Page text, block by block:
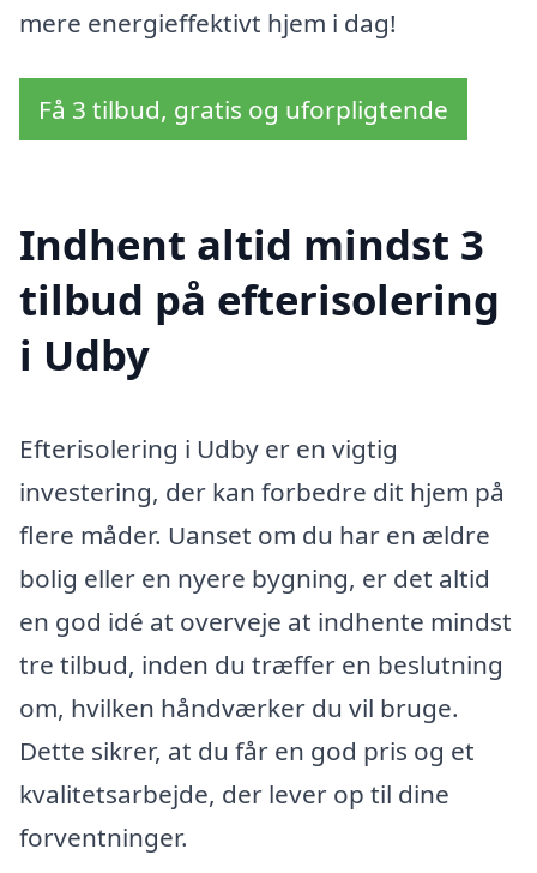
mere energieffektivt hjem i dag!
Få 3 tilbud, gratis og uforpligtende
Indhent altid mindst 3
tilbud på efterisolering
i Udby
Efterisolering i Udby er en vigtig
investering, der kan forbedre dit hjem på
flere måder. Uanset om du har en ældre
bolig eller en nyere bygning, er det altid
en god idé at overveje at indhente mindst
tre tilbud, inden du træffer en beslutning
om, hvilken håndværker du vil bruge.
Dette sikrer, at du får en god pris og et
kvalitetsarbejde, der lever op til dine
forventninger.